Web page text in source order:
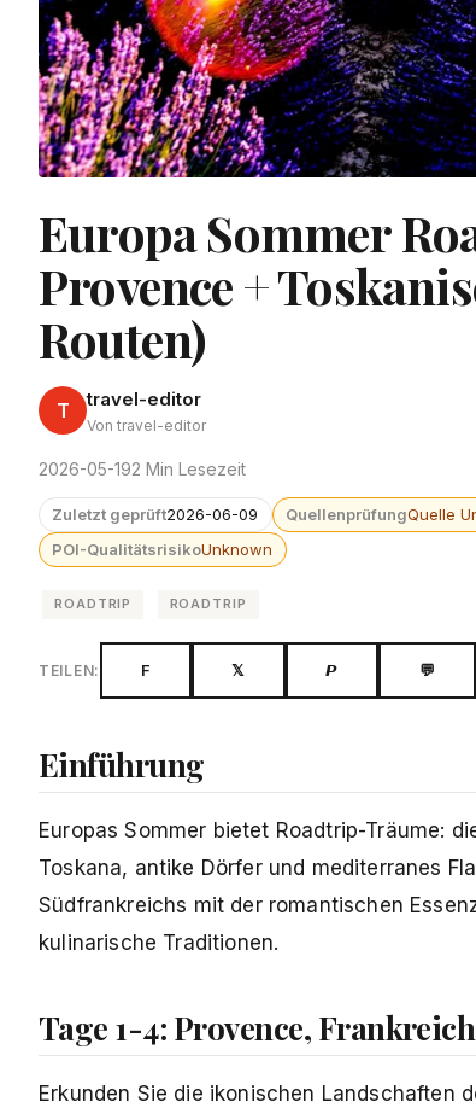
Europa Sommer
Provence +
Routen)
T travel-editor
Von travel-editor
2026-05-192 Min Lesezeit
Zuletzt geprüft2026-06-09 QuellenprüfungQuelle
POI-QualitätsrisikoUnknown
ROADTRIP ROADTRIP
TEILEN: F 𝕏 𝙋 💬
Einführung
Europas Sommer bietet Roadtrip-Träume:
Toskana, antike Dörfer und mediterranes
Südfrankreichs mit der romantischen
kulinarische Traditionen.
Tage 1-4: Provence,
Erkunden Sie die ikonischen Landschaften